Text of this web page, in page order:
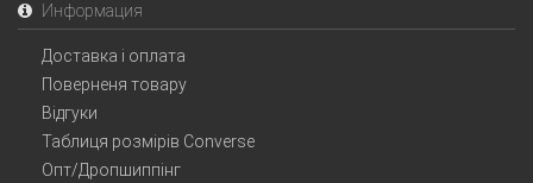
Информация
Доставка і оплата
Поверненя товару
Відгуки
Таблиця розмірів Converse
Опт/Дропшиппінг